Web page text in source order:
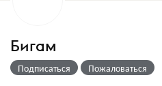
Бигам
Подписаться Пожаловаться